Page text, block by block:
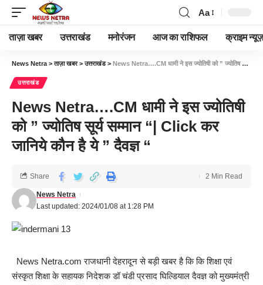
Aa
ताज़ा खबर उत्तराखंड मनोरंजन आज का राशिफल क्राइम न्यूज़
News Netra >ताज़ा खबर>उत्तराखंड> News Netra….CM धामी ने इस ज्योतिषी को ” ज्योतिष सूर्य सम्मान “| Click कर जानिये कौन है ये ” दैवज्ञ “
उत्तराखंड
News Netra….CM धामी ने इस ज्योतिषी
को ” ज्योतिष सूर्य सम्मान “| Click कर
जानिये कौन है ये ” दैवज्ञ “
Last updated: 2024/01/08 at 1:28 PM
News Netra
Share 2 Min Read
News Netra.com राजधानी देहरादून से बड़ी खबर है कि कि शिक्षा एवं
संस्कृत शिक्षा के सहायक निदेशक डॉ चंडी प्रसाद घिल्डियाल दैवज्ञ को मुख्यमंत्री